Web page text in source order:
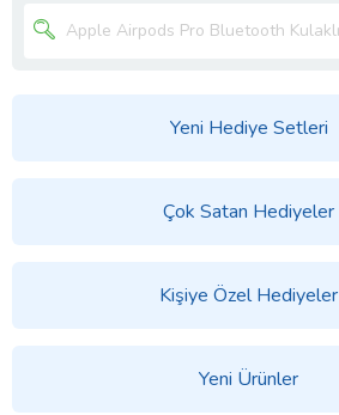
Yeni Hediye Setleri
Çok Satan Hediyeler
Kişiye Özel Hediyeler
Yeni Ürünler